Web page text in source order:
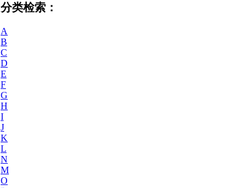
分类检索：
A
B
C
D
E
F
G
H
I
J
K
L
N
M
O